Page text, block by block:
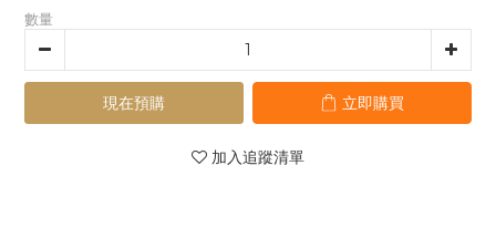
數量
現在預購 立即購買
加入追蹤清單